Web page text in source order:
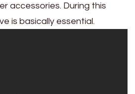
accessories. During this
is basically essential.